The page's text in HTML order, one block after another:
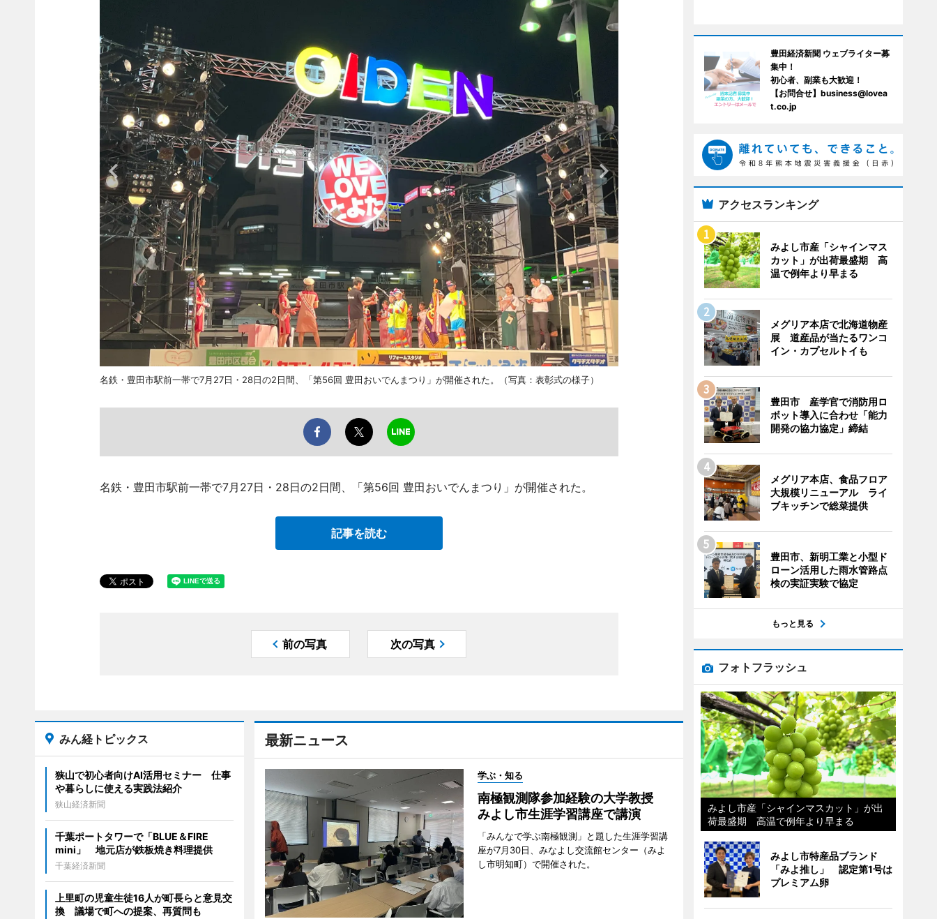
名鉄・豊田市駅前一帯で7月27日・28日の2日間、「第56回 豊田おいでんまつり」が開催された。（写真：表彰式の様子）
名鉄・豊田市駅前一帯で7月27日・28日の2日間、「第56回 豊田おいでんまつり」が開催された。
記事を読む
前の写真 次の写真
最新ニュース
学ぶ・知る
南極観測隊参加経験の大学教授
みよし市生涯学習講座で講演
「みんなで学ぶ南極観測」と題した生涯学習講
座が7月30日、みなよし交流館センター（みよ
し市明知町）で開催された。
みん経トピックス
狭山で初心者向けAI活用セミナー 仕事
や暮らしに使える実践法紹介
狭山経済新聞
千葉ポートタワーで「BLUE＆FIRE
mini」 地元店が鉄板焼き料理提供
千葉経済新聞
上里町の児童生徒16人が町長らと意見交
換 議場で町への提案、再質問も
豊田経済新聞 ウェブライター募
集中！
初心者、副業も大歓迎！
【お問合せ】business@lovea
t.co.jp
アクセスランキング
みよし市産「シャインマス
カット」が出荷最盛期 高
温で例年より早まる
メグリア本店で北海道物産
展 道産品が当たるワンコ
イン・カプセルトイも
豊田市 産学官で消防用ロ
ボット導入に合わせ「能力
開発の協力協定」締結
メグリア本店、食品フロア
大規模リニューアル ライ
ブキッチンで総菜提供
豊田市、新明工業と小型ド
ローン活用した雨水管路点
検の実証実験で協定
もっと見る
フォトフラッシュ
みよし市産「シャインマスカット」が出
荷最盛期 高温で例年より早まる
みよし市特産品ブランド
「みよ推し」 認定第1号は
プレミアム卵